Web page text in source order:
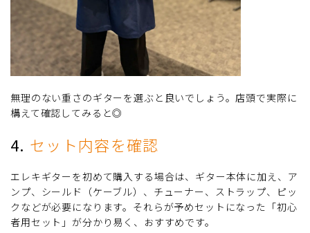
無理のない重さのギターを選ぶと良いでしょう。店頭で実際に
構えて確認してみると◎
4. セット内容を確認
エレキギターを初めて購入する場合は、ギター本体に加え、ア
ンプ、シールド（ケーブル）、チューナー、ストラップ、ピッ
クなどが必要になります。それらが予めセットになった「初心
者用セット」が分かり易く、おすすめです。